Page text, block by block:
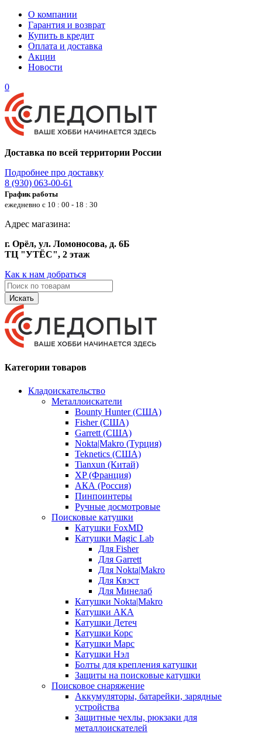
О компании
Гарантия и возврат
Купить в кредит
Оплата и доставка
Акции
Новости
0
Доставка по всей территории России
Подробнее про доставку
8 (930) 063-00-61
График работы
ежедневно с 10 : 00 - 18 : 30
Адрес магазина:
г. Орёл, ул. Ломоносова, д. 6Б
ТЦ "УТЁС", 2 этаж
Как к нам добраться
Искать
Категории товаров
Кладоискательство
Металлоискатели
Bounty Hunter (США)
Fisher (США)
Garrett (США)
Nokta|Makro (Турция)
Teknetics (США)
Tianxun (Китай)
XP (Франция)
АКА (Россия)
Пинпоинтеры
Ручные досмотровые
Поисковые катушки
Катушки FoxMD
Катушки Magic Lab
Для Fisher
Для Garrett
Для Nokta|Makro
Для Квэст
Для Минелаб
Катушки Nokta|Makro
Катушки АКА
Катушки Детеч
Катушки Корс
Катушки Марс
Катушки Нэл
Болты для крепления катушки
Защиты на поисковые катушки
Поисковое снаряжение
Аккумуляторы, батарейки, зарядные
устройства
Защитные чехлы, рюкзаки для
металлоискателей